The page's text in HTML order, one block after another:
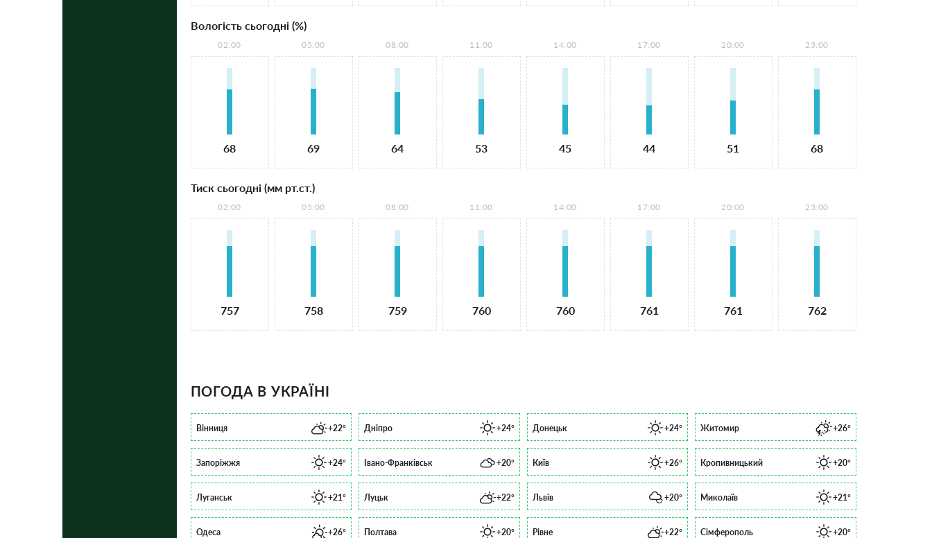
Вологість сьогодні (%)
02:00
68
05:00
69
08:00
64
11:00
53
14:00
45
17:00
44
20:00
51
23:00
68
Тиск сьогодні (мм рт.ст.)
02:00
757
05:00
758
08:00
759
11:00
760
14:00
760
17:00
761
20:00
761
23:00
762
ПОГОДА В УКРАЇНІ
Вінниця +22° Дніпро +24° Донецьк +24° Житомир +26°
Запоріжжя +24° Івано-Франківськ +20° Київ +26° Кропивницький +20°
Луганськ +21° Луцьк +22° Львів +20° Миколаїв +21°
Одеса +26° Полтава +20° Рівне +22° Сімферополь +20°